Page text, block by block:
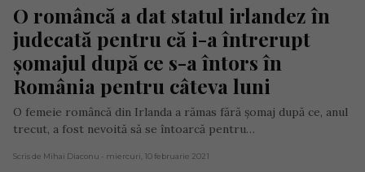
O româncă a dat statul irlandez în
judecată pentru că i-a întrerupt
șomajul după ce s-a întors în
România pentru câteva luni
O femeie româncă din Irlanda a rămas fără șomaj după ce, anul
trecut, a fost nevoită să se întoarcă pentru…
Scris de Mihai Diaconu - miercuri, 10 februarie 2021